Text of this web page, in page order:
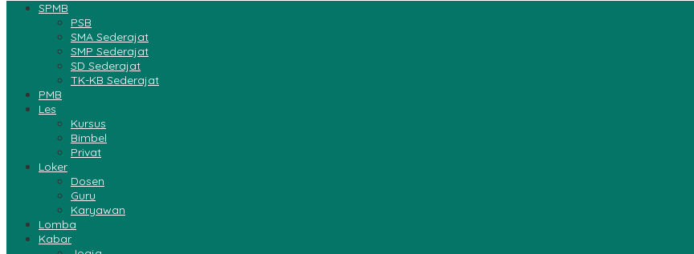
SPMB
PSB
SMA Sederajat
SMP Sederajat
SD Sederajat
TK-KB Sederajat
PMB
Les
Kursus
Bimbel
Privat
Loker
Dosen
Guru
Karyawan
Lomba
Kabar